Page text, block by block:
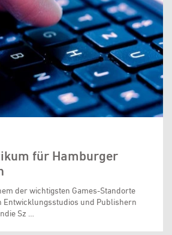
für Hamburger
der wichtigsten Games-Standorte
Entwicklungsstudios und Publishern
Sz …